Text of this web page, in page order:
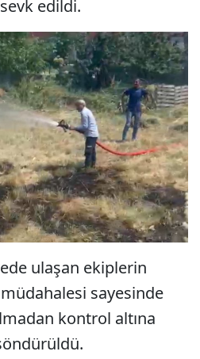
edildi.
ulaşan ekiplerin
sayesinde
kontrol altına